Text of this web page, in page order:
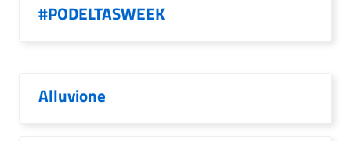
#PODELTASWEEK
Alluvione